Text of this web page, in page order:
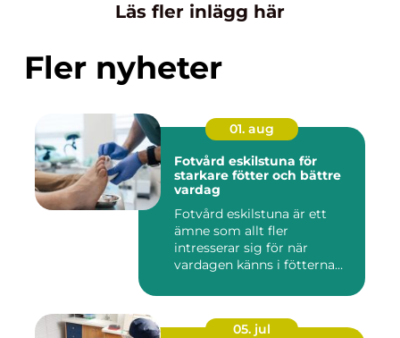
Läs fler inlägg här
Fler nyheter
01. aug
Fotvård eskilstuna för
starkare fötter och bättre
vardag
Fotvård eskilstuna är ett
ämne som allt fler
intresserar sig för när
vardagen känns i fötterna
05. jul